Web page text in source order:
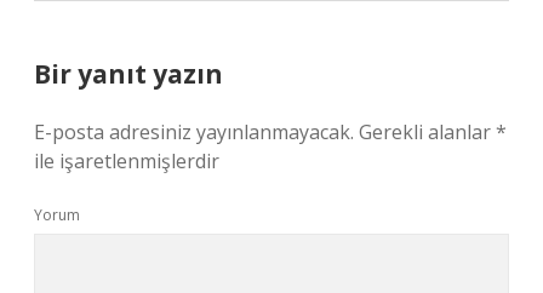
Bir yanıt yazın
E-posta adresiniz yayınlanmayacak. Gerekli alanlar*
ile işaretlenmişlerdir
Yorum